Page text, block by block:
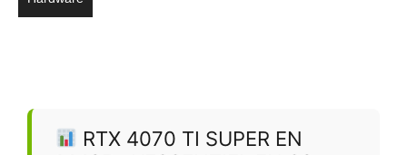
RTX 4070 TI SUPER EN